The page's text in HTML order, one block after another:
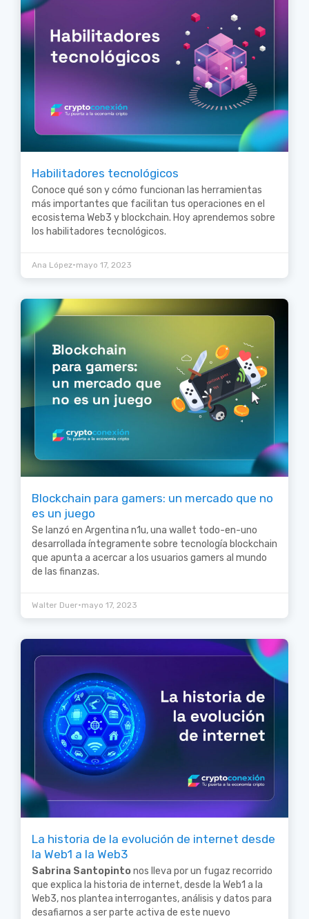
Habilitadores tecnológicos
Conoce qué son y cómo funcionan las herramientas
más importantes que facilitan tus operaciones en el
ecosistema Web3 y blockchain. Hoy aprendemos sobre
los habilitadores tecnológicos.
Ana López•mayo 17, 2023
Blockchain para gamers: un mercado que no
es un juego
Se lanzó en Argentina n1u, una wallet todo-en-uno
desarrollada íntegramente sobre tecnología blockchain
que apunta a acercar a los usuarios gamers al mundo
de las finanzas.
Walter Duer•mayo 17, 2023
La historia de la evolución de internet desde
la Web1 a la Web3
Sabrina Santopintonos lleva por un fugaz recorrido
que explica la historia de internet, desde la Web1 a la
Web3, nos plantea interrogantes, análisis y datos para
desafiarnos a ser parte activa de este nuevo